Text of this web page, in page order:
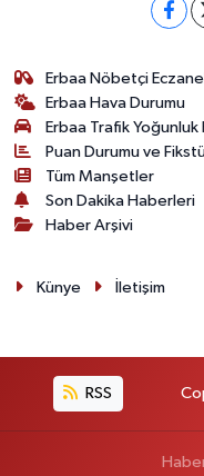
Erbaa Nöbetçi
Erbaa Hava Durumu
Erbaa Trafik Yoğunluk
Puan Durumu ve
Tüm Manşetler
Son Dakika Haberleri
Haber Arşivi
Künye İletişim
RSS
Haber